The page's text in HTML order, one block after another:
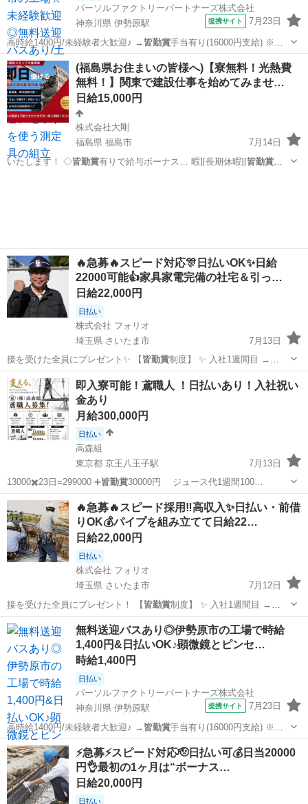
パーソルファクトリーパートナーズ株式会社
神奈川県 伊勢原駅
提携サイト 7月23日
高時給1400円/未経験者大歓迎♪ → 皆勤賞手当有り(16000円支給) ※条
件有…
神奈川 伊勢原駅 その他
(福島県お住まいの皆様へ)【寮無料！光熱費
無料！】関東で建設仕事を始めてみませ…
日給15,000円
株式会社大剛
福島県 福島市
7月14日
いたします！ ◇皆勤賞有りで給与ボーナス… 暇][長期休暇][皆勤賞手
🔥急募🔥スピード対応🎊日払いOK✨日給
22000可能👍家具家電完備の社宅＆引っ…
日給22,000円
日払い
株式会社 フォリオ
埼玉県 さいたま市
7月13日
接を受けた全員にプレゼント✨ 【 皆勤賞制度】 ✨ 入社1週間目 →
2,0…
埼玉 さいたま市 その他 社長
即入寮可能！鳶職人 ！日払いあり！入社祝い
金あり
月給300,000円
日払い
高森組
東京都 京王八王子駅
7月13日
13000✖️23日=299000 ➕皆勤賞30000円 ジュース代1週間100…
東京 八王子市 京王八王子駅 鳶職 足場
🔥急募🔥スピード採用‼️高収入✨日払い・前借
りOK💰パイプを組み立てて日給22…
日給22,000円
日払い
株式会社 フォリオ
埼玉県 さいたま市
7月12日
接を受けた全員にプレゼント！ 【 皆勤賞制度】 ✨ 入社1週間目 →
2,0…
埼玉 さいたま市 建築 スタッフ
無料送迎バスあり◎伊勢原市の工場で時給
1,400円&日払いOK♪顕微鏡とピンセ…
時給1,400円
日払い
パーソルファクトリーパートナーズ株式会社
神奈川県 伊勢原駅
提携サイト 7月23日
高時給1400円/未経験者大歓迎♪ → 皆勤賞手当有り(16000円支給) ※条
件有…
神奈川 伊勢原駅 その他
⚡️急募⚡️スピード対応🫡日払い可💰日当20000
円👌最初の1ヶ月は“ボーナス…
日給20,000円
日払い